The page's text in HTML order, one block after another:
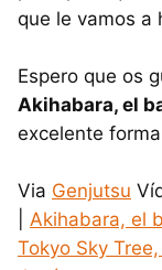
que le vamos a
Espero que os
Akihabara, el
excelente
Via Genjutsu
Akihabara, el
Tokyo Sky